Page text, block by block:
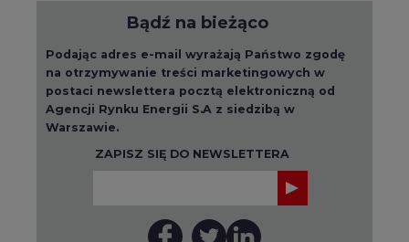
Bądź na bieżąco
Podając adres e-mail wyrażają Państwo zgodę
na otrzymywanie treści marketingowych w
postaci newslettera pocztą elektroniczną od
Agencji Rynku Energii S.A z siedzibą w
Warszawie.
ZAPISZ SIĘ DO NEWSLETTERA